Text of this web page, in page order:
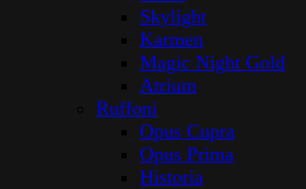
Skylight
Karmen
Magic Night Gold
Atrium
Ruffoni
Opus Cupra
Opus Prima
Historia